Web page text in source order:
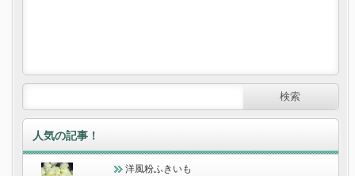
人気の記事！
洋風粉ふきいも